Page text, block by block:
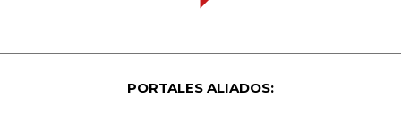
PORTALES ALIADOS: